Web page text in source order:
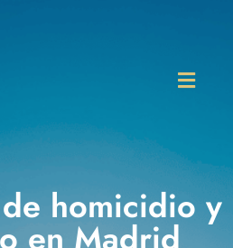
homicidio y